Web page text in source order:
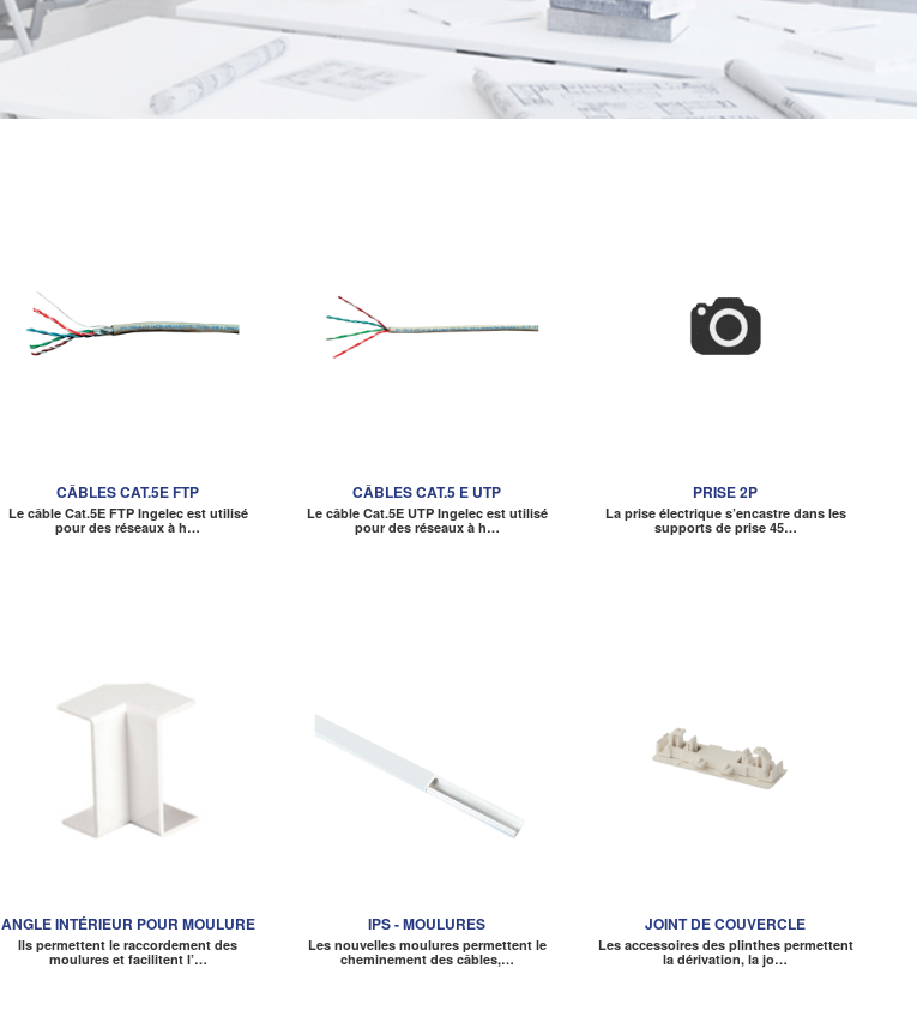
CÂBLES CAT.5E FTP
Le câble Cat.5E FTP Ingelec est utilisé
pour des réseaux à h…
CÂBLES CAT.5 E UTP
Le câble Cat.5E UTP Ingelec est utilisé
pour des réseaux à h…
PRISE 2P
La prise électrique s’encastre dans les
supports de prise 45…
ANGLE INTÉRIEUR POUR MOULURE
Ils permettent le raccordement des
moulures et facilitent l’…
IPS - MOULURES
Les nouvelles moulures permettent le
cheminement des câbles,…
JOINT DE COUVERCLE
Les accessoires des plinthes permettent
la dérivation, la jo…